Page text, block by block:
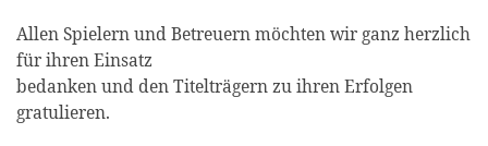
Allen Spielern und Betreuern möchten wir ganz herzlich
für ihren Einsatz
bedanken und den Titelträgern zu ihren Erfolgen
gratulieren.